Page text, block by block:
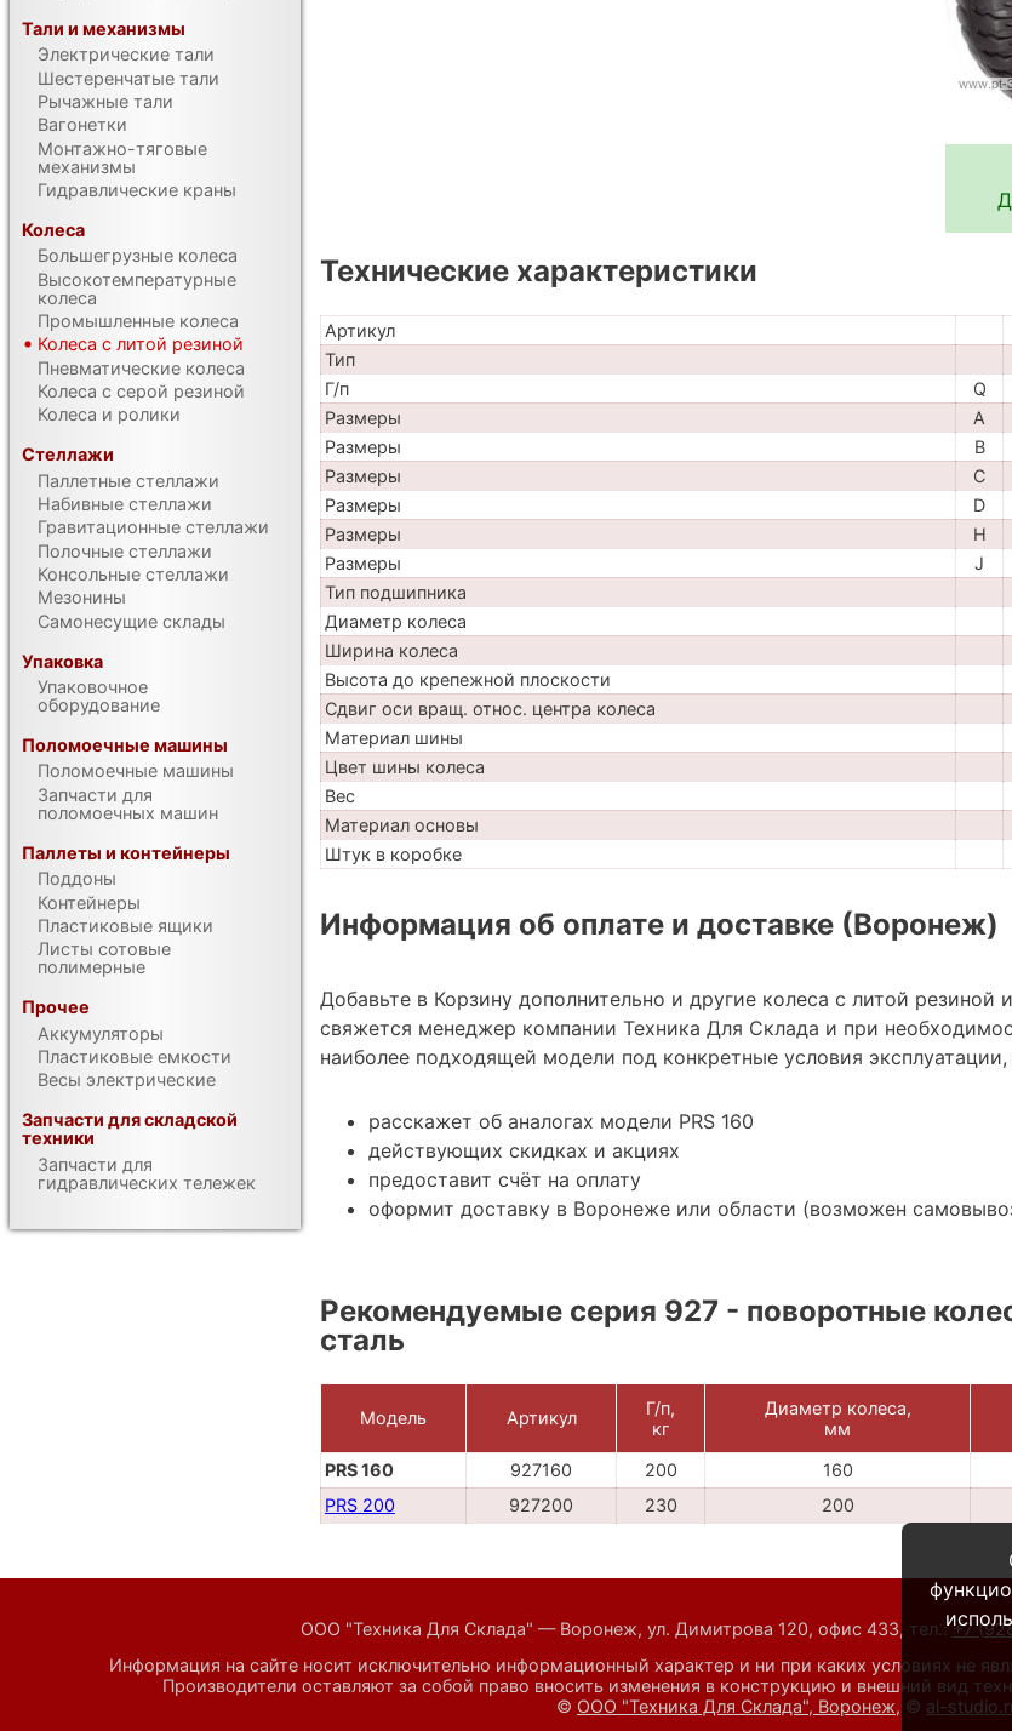
Технические характеристики
Артикул
Тип
Г/п
Q
Размеры
A
Размеры
B
Размеры
C
Размеры
D
Размеры
H
Размеры
J
Тип подшипника
Диаметр колеса
Ширина колеса
Высота до крепежной плоскости
Сдвиг оси вращ. относ. центра колеса
Материал шины
Цвет шины колеса
Вес
Материал основы
Штук в коробке
Информация об оплате и доставке (Воронеж)
Добавьте в Корзину дополнительно и другие колеса с литой
свяжется менеджер компании Техника Для Склада и при
наиболее подходящей модели под конкретные условия
расскажет об аналогах модели PRS 160
действующих скидках и акциях
предоставит счёт на оплату
оформит доставку в Воронеже или области (возможен
Рекомендуемые серия 927 - поворотные
сталь
Модель Артикул
Г/п,
кг
Диаметр колеса,
мм
PRS 160 927160 200 160
PRS 200
927200 230 200
Тали и механизмы
Электрические тали
Шестеренчатые тали
Рычажные тали
Вагонетки
Монтажно-тяговые
механизмы
Гидравлические краны
Колеса
Большегрузные колеса
Высокотемпературные
колеса
Промышленные колеса
Колеса с литой резиной
Пневматические колеса
Колеса с серой резиной
Колеса и ролики
Стеллажи
Паллетные стеллажи
Набивные стеллажи
Гравитационные стеллажи
Полочные стеллажи
Консольные стеллажи
Мезонины
Самонесущие склады
Упаковка
Упаковочное
оборудование
Поломоечные машины
Поломоечные машины
Запчасти для
поломоечных машин
Паллеты и контейнеры
Поддоны
Контейнеры
Пластиковые ящики
Листы сотовые
полимерные
Прочее
Аккумуляторы
Пластиковые емкости
Весы электрические
Запчасти для складской
техники
Запчасти для
гидравлических тележек
ООО "Техника Для Склада" — Воронеж, ул. Димитрова 120, офис 433, тел.:+7
Информация на сайте носит исключительно информационный характер и ни при каких условиях не
Производители оставляют за собой право вносить изменения в конструкцию и внешний вид
© ООО "Техника Для Склада", Воронеж, © al-